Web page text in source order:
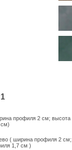
профиля 2 см; высота
( ширина профиля 2 см;
1,7 см )